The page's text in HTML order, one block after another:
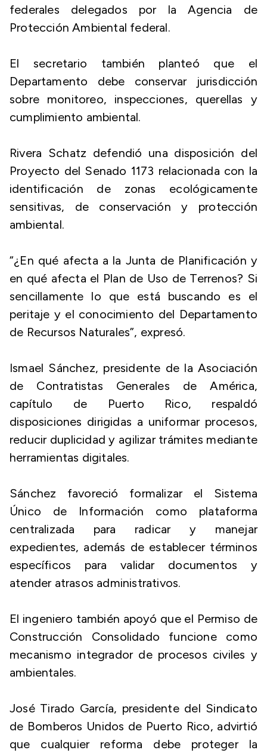
federales delegados por la Agencia de
Protección Ambiental federal.
El secretario también planteó que el
Departamento debe conservar jurisdicción
sobre monitoreo, inspecciones, querellas y
cumplimiento ambiental.
Rivera Schatz defendió una disposición del
Proyecto del Senado 1173 relacionada con la
identificación de zonas ecológicamente
sensitivas, de conservación y protección
ambiental.
“¿En qué afecta a la Junta de Planificación y
en qué afecta el Plan de Uso de Terrenos? Si
sencillamente lo que está buscando es el
peritaje y el conocimiento del Departamento
de Recursos Naturales”, expresó.
Ismael Sánchez, presidente de la Asociación
de Contratistas Generales de América,
capítulo de Puerto Rico, respaldó
disposiciones dirigidas a uniformar procesos,
reducir duplicidad y agilizar trámites mediante
herramientas digitales.
Sánchez favoreció formalizar el Sistema
Único de Información como plataforma
centralizada para radicar y manejar
expedientes, además de establecer términos
específicos para validar documentos y
atender atrasos administrativos.
El ingeniero también apoyó que el Permiso de
Construcción Consolidado funcione como
mecanismo integrador de procesos civiles y
ambientales.
José Tirado García, presidente del Sindicato
de Bomberos Unidos de Puerto Rico, advirtió
que cualquier reforma debe proteger la